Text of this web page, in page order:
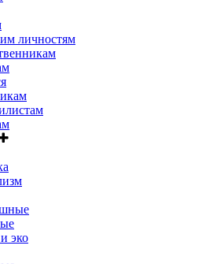
личностям
эко